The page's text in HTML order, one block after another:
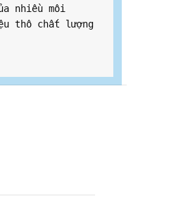
nhiều môi
thô chất lượng